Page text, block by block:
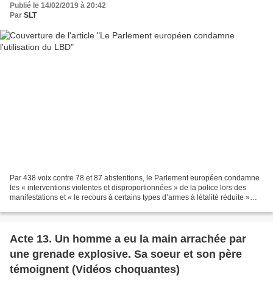
Publié le 14/02/2019 à 20:42
Par SLT
Par 438 voix contre 78 et 87 abstentions, le Parlement européen condamne
les « interventions violentes et disproportionnées » de la police lors des
manifestations et « le recours à certains types d’armes à létalité réduite »
Acte 13. Un homme a eu la main arrachée par
une grenade explosive. Sa soeur et son père
témoignent (Vidéos choquantes)